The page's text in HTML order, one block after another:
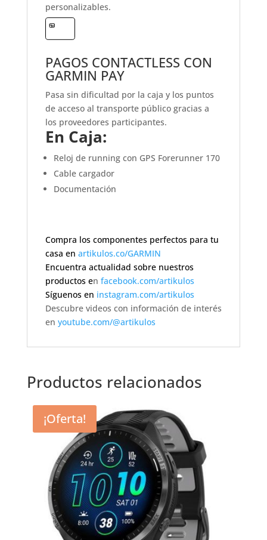
personalizables.
PAGOS CONTACTLESS CON
GARMIN PAY
Pasa sin dificultad por la caja y los puntos
de acceso al transporte público gracias a
los proveedores participantes.
En Caja:
Reloj de running con GPS Forerunner 170
Cable cargador
Documentación
Compra los componentes perfectos para tu
casa en artikulos.co/GARMIN
Encuentra actualidad sobre nuestros
productos en facebook.com/artikulos
Síguenos en instagram.com/artikulos
Descubre videos con información de interés
en youtube.com/@artikulos
Productos relacionados
¡Oferta!